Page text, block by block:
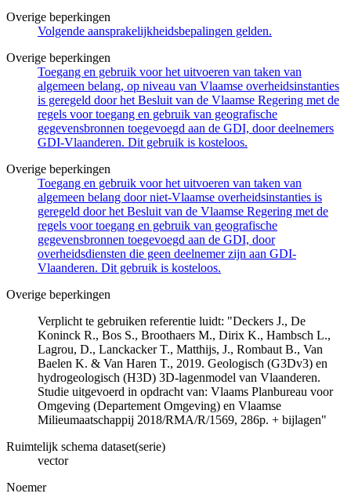
Overige beperkingen
Volgende aansprakelijkheidsbepalingen gelden.
Overige beperkingen
Toegang en gebruik voor het uitvoeren van taken van
algemeen belang, op niveau van Vlaamse overheidsinstanties
is geregeld door het Besluit van de Vlaamse Regering met de
regels voor toegang en gebruik van geografische
gegevensbronnen toegevoegd aan de GDI, door deelnemers
GDI-Vlaanderen. Dit gebruik is kosteloos.
Overige beperkingen
Toegang en gebruik voor het uitvoeren van taken van
algemeen belang door niet-Vlaamse overheidsinstanties is
geregeld door het Besluit van de Vlaamse Regering met de
regels voor toegang en gebruik van geografische
gegevensbronnen toegevoegd aan de GDI, door
overheidsdiensten die geen deelnemer zijn aan GDI-
Vlaanderen. Dit gebruik is kosteloos.
Overige beperkingen
Verplicht te gebruiken referentie luidt: "Deckers J., De
Koninck R., Bos S., Broothaers M., Dirix K., Hambsch L.,
Lagrou, D., Lanckacker T., Matthijs, J., Rombaut B., Van
Baelen K. & Van Haren T., 2019. Geologisch (G3Dv3) en
hydrogeologisch (H3D) 3D-lagenmodel van Vlaanderen.
Studie uitgevoerd in opdracht van: Vlaams Planbureau voor
Omgeving (Departement Omgeving) en Vlaamse
Milieumaatschappij 2018/RMA/R/1569, 286p. + bijlagen"
Ruimtelijk schema dataset(serie)
vector
Noemer